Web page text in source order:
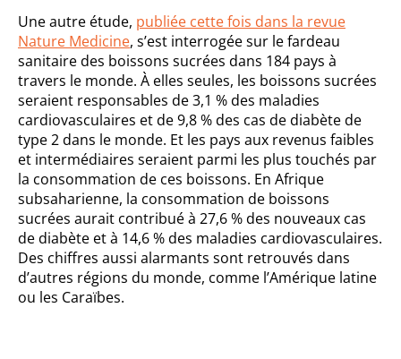
Une autre étude, publiée cette fois dans la revue
Nature Medicine, s’est interrogée sur le fardeau
sanitaire des boissons sucrées dans 184 pays à
travers le monde. À elles seules, les boissons sucrées
seraient responsables de 3,1 % des maladies
cardiovasculaires et de 9,8 % des cas de diabète de
type 2 dans le monde. Et les pays aux revenus faibles
et intermédiaires seraient parmi les plus touchés par
la consommation de ces boissons. En Afrique
subsaharienne, la consommation de boissons
sucrées aurait contribué à 27,6 % des nouveaux cas
de diabète et à 14,6 % des maladies cardiovasculaires.
Des chiffres aussi alarmants sont retrouvés dans
d’autres régions du monde, comme l’Amérique latine
ou les Caraïbes.